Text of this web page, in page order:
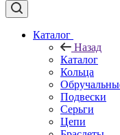
Каталог
Назад
Каталог
Кольца
Подвески
Серьги
Цепи